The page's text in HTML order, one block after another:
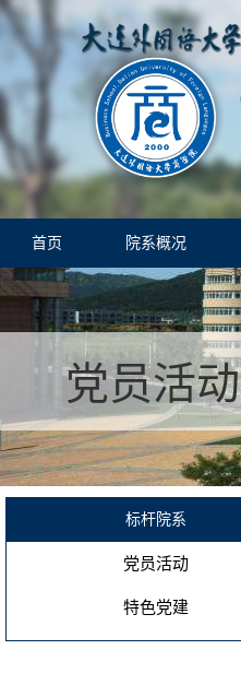
首页 院系概况
党员活动
标杆院系
党员活动
特色党建